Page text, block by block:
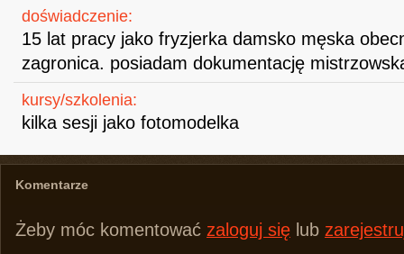
doświadczenie:
15 lat pracy jako fryzjerka damsko męska
zagronica. posiadam dokumentację
kursy/szkolenia:
kilka sesji jako fotomodelka
Komentarze
Żeby móc komentować zaloguj się lub